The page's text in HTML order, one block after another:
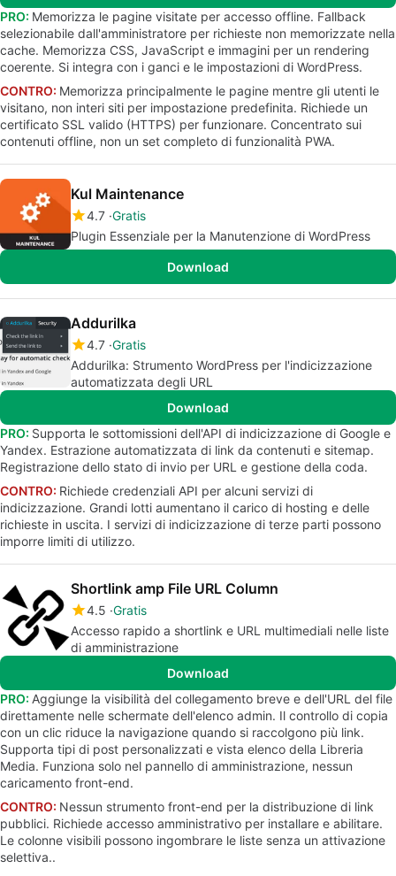
PRO: Memorizza le pagine visitate per accesso offline. Fallback
selezionabile dall'amministratore per richieste non memorizzate nella
cache. Memorizza CSS, JavaScript e immagini per un rendering
coerente. Si integra con i ganci e le impostazioni di WordPress.
CONTRO: Memorizza principalmente le pagine mentre gli utenti le
visitano, non interi siti per impostazione predefinita. Richiede un
certificato SSL valido (HTTPS) per funzionare. Concentrato sui
contenuti offline, non un set completo di funzionalità PWA.
Kul Maintenance
4.7 Gratis
Plugin Essenziale per la Manutenzione di WordPress
Download
Addurilka
4.7 Gratis
Addurilka: Strumento WordPress per l'indicizzazione
automatizzata degli URL
Download
PRO: Supporta le sottomissioni dell'API di indicizzazione di Google e
Yandex. Estrazione automatizzata di link da contenuti e sitemap.
Registrazione dello stato di invio per URL e gestione della coda.
CONTRO: Richiede credenziali API per alcuni servizi di
indicizzazione. Grandi lotti aumentano il carico di hosting e delle
richieste in uscita. I servizi di indicizzazione di terze parti possono
imporre limiti di utilizzo.
Shortlink amp File URL Column
4.5 Gratis
Accesso rapido a shortlink e URL multimediali nelle liste
di amministrazione
Download
PRO: Aggiunge la visibilità del collegamento breve e dell'URL del file
direttamente nelle schermate dell'elenco admin. Il controllo di copia
con un clic riduce la navigazione quando si raccolgono più link.
Supporta tipi di post personalizzati e vista elenco della Libreria
Media. Funziona solo nel pannello di amministrazione, nessun
caricamento front-end.
CONTRO: Nessun strumento front-end per la distribuzione di link
pubblici. Richiede accesso amministrativo per installare e abilitare.
Le colonne visibili possono ingombrare le liste senza un attivazione
selettiva..